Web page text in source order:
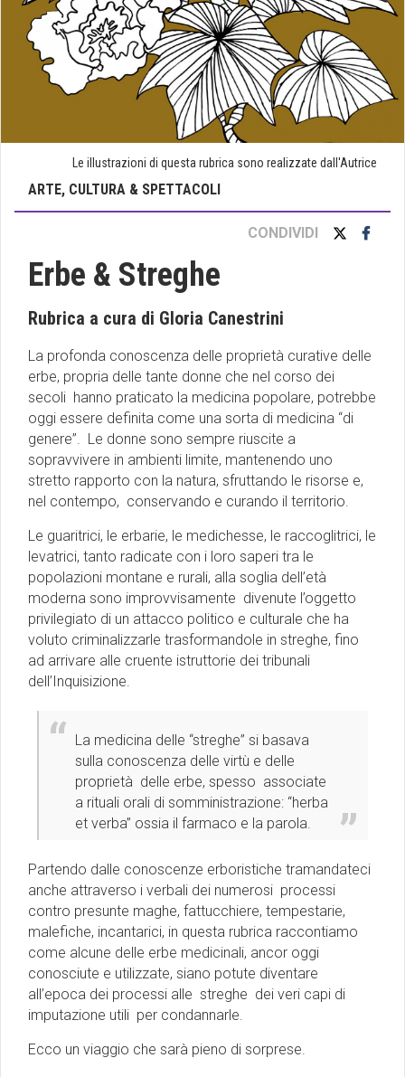
Le illustrazioni di questa rubrica sono realizzate dall'Autrice
ARTE, CULTURA & SPETTACOLI
CONDIVIDI
Erbe & Streghe
Rubrica a cura di Gloria Canestrini
La profonda conoscenza delle proprietà curative delle
erbe, propria delle tante donne che nel corso dei
secoli hanno praticato la medicina popolare, potrebbe
oggi essere definita come una sorta di medicina “di
genere”. Le donne sono sempre riuscite a
sopravvivere in ambienti limite, mantenendo uno
stretto rapporto con la natura, sfruttando le risorse e,
nel contempo, conservando e curando il territorio.
Le guaritrici, le erbarie, le medichesse, le raccoglitrici, le
levatrici, tanto radicate con i loro saperi tra le
popolazioni montane e rurali, alla soglia dell’età
moderna sono improvvisamente divenute l’oggetto
privilegiato di un attacco politico e culturale che ha
voluto criminalizzarle trasformandole in streghe, fino
ad arrivare alle cruente istruttorie dei tribunali
dell’Inquisizione.
La medicina delle “streghe” si basava
sulla conoscenza delle virtù e delle
proprietà delle erbe, spesso associate
a rituali orali di somministrazione: “herba
et verba” ossia il farmaco e la parola.
Partendo dalle conoscenze erboristiche tramandateci
anche attraverso i verbali dei numerosi processi
contro presunte maghe, fattucchiere, tempestarie,
malefiche, incantarici, in questa rubrica raccontiamo
come alcune delle erbe medicinali, ancor oggi
conosciute e utilizzate, siano potute diventare
all’epoca dei processi alle streghe dei veri capi di
imputazione utili per condannarle.
Ecco un viaggio che sarà pieno di sorprese.